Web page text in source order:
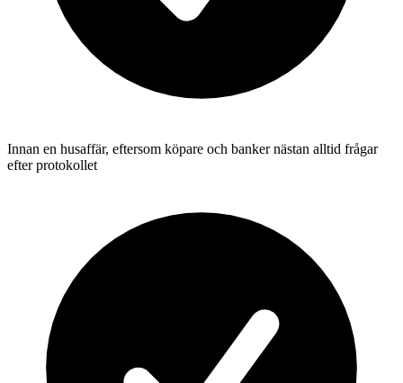
Innan en husaffär, eftersom köpare och banker nästan alltid frågar
efter protokollet